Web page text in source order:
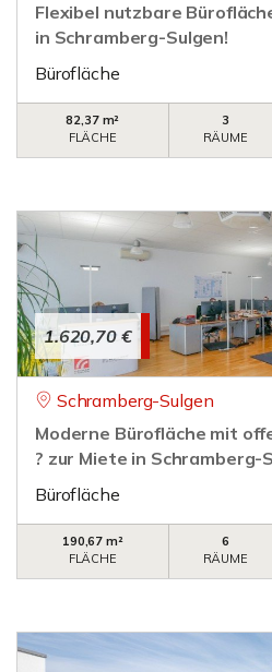
Flexibel nutzbare
in Schramberg-Sulgen!
Bürofläche
82,37 m²
FLÄCHE
3
RÄUME
1.620,70 €
Schramberg-Sulgen
Moderne Bürofläche mit
? zur Miete in Schramberg-
Bürofläche
190,67 m²
FLÄCHE
6
RÄUME